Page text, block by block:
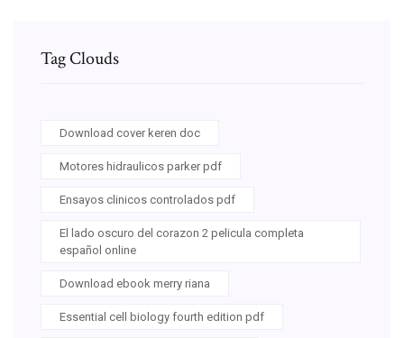
Tag Clouds
Download cover keren doc
Motores hidraulicos parker pdf
Ensayos clinicos controlados pdf
El lado oscuro del corazon 2 pelicula completa
español online
Download ebook merry riana
Essential cell biology fourth edition pdf